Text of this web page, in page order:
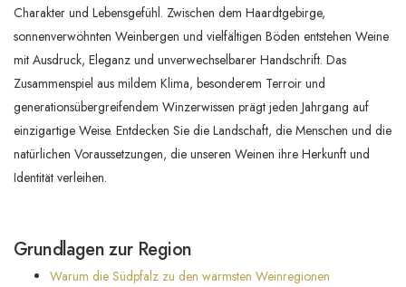
Charakter und Lebensgefühl. Zwischen dem Haardtgebirge,
sonnenverwöhnten Weinbergen und vielfältigen Böden entstehen Weine
mit Ausdruck, Eleganz und unverwechselbarer Handschrift. Das
Zusammenspiel aus mildem Klima, besonderem Terroir und
generationsübergreifendem Winzerwissen prägt jeden Jahrgang auf
einzigartige Weise. Entdecken Sie die Landschaft, die Menschen und die
natürlichen Voraussetzungen, die unseren Weinen ihre Herkunft und
Identität verleihen.
Grundlagen zur Region
Warum die Südpfalz zu den wärmsten Weinregionen